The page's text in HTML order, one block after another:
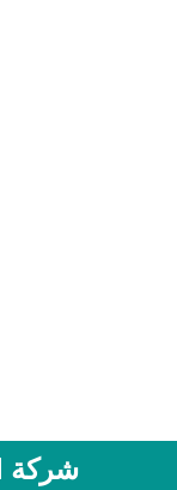
شركة Novalion Medical Instument Co., Ltd.